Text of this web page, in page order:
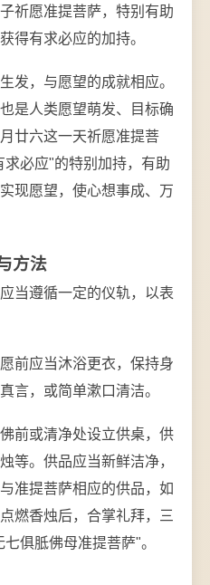
祈愿准提菩萨，特别有助
得有求必应的加持。
发，与愿望的成就相应。
是人类愿望萌发、目标确
廿六这一天祈愿准提菩
必应"的特别加持，有助
现愿望，使心想事成、万
方法
当遵循一定的仪轨，以表
前应当沐浴更衣，保持身
言，或简单漱口清洁。
前或清净处设立供桌，供
等。供品应当新鲜洁净，
准提菩萨相应的供品，如
燃香烛后，合掌礼拜，三
俱胝佛母准提菩萨"。